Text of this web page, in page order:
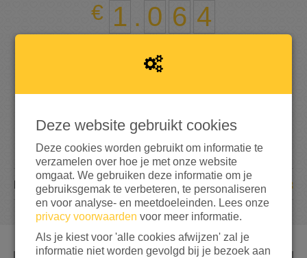
1 . 0 6 4
bereikt van mijn streefbedrag
18
DONATIES
Deze website gebruikt cookies
Deze cookies worden gebruikt om informatie te
verzamelen over hoe je met onze website
omgaat. We gebruiken deze informatie om je
gebruiksgemak te verbeteren, te personaliseren
en voor analyse- en meetdoeleinden. Lees onze
privacy voorwaarden voor meer informatie.
Als je kiest voor 'alle cookies afwijzen' zal je
informatie niet worden gevolgd bij je bezoek aan